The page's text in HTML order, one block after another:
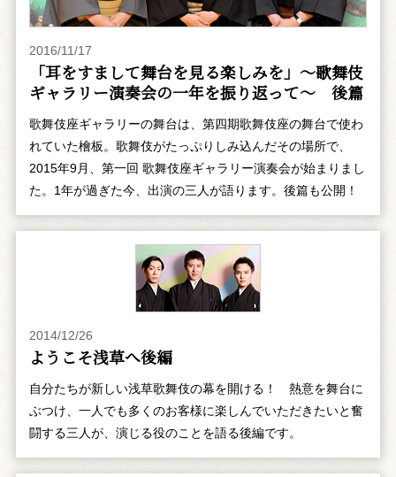
2016/11/17
「耳をすまして舞台を見る楽しみを」～歌舞伎
ギャラリー演奏会の一年を振り返って～ 後篇
歌舞伎座ギャラリーの舞台は、第四期歌舞伎座の舞台で使わ
れていた檜板。歌舞伎がたっぷりしみ込んだその場所で、
2015年9月、第一回 歌舞伎座ギャラリー演奏会が始まりまし
た。1年が過ぎた今、出演の三人が語ります。後篇も公開！
2014/12/26
ようこそ浅草へ――後編
自分たちが新しい浅草歌舞伎の幕を開ける！ 熱意を舞台に
ぶつけ、一人でも多くのお客様に楽しんでいただきたいと奮
闘する三人が、演じる役のことを語る後編です。